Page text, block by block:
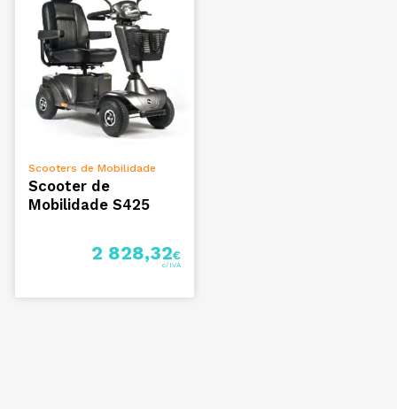
ADICIONAR
Scooters de Mobilidade
Scooter de
Mobilidade S425
2 828,32€